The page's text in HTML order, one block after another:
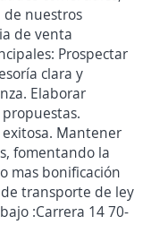
de nuestros
de venta
Prospectar
clara y
Elaborar
Mantener
fomentando la
mas bonificación
transporte de ley
:Carrera 14 70-